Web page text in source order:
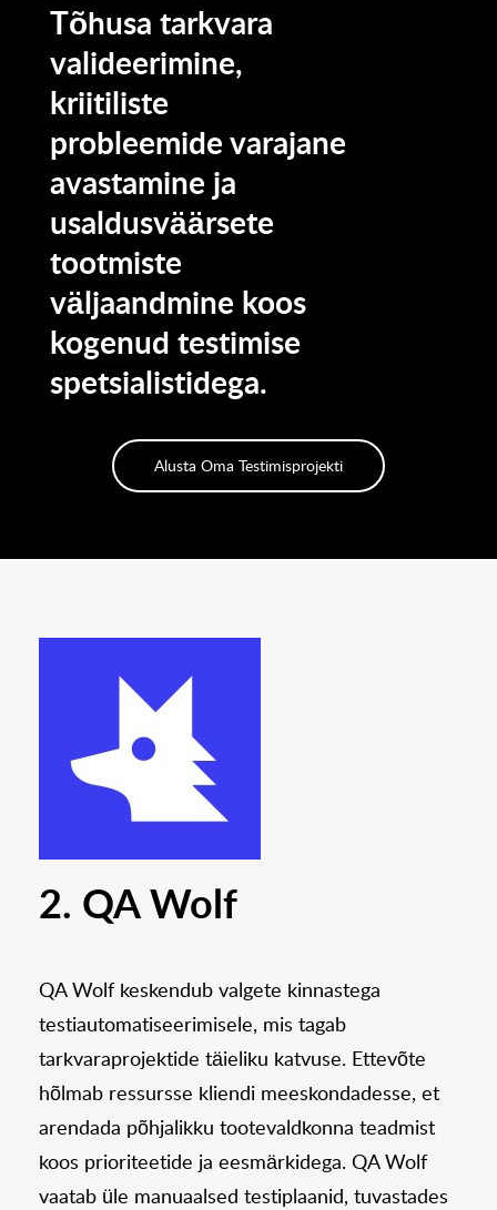
Tõhusa tarkvara
valideerimine,
kriitiliste
probleemide varajane
avastamine ja
usaldusväärsete
tootmiste
väljaandmine koos
kogenud testimise
spetsialistidega.
Alusta Oma Testimisprojekti
2. QA Wolf
QA Wolf keskendub valgete kinnastega
testiautomatiseerimisele, mis tagab
tarkvaraprojektide täieliku katvuse. Ettevõte
hõlmab ressursse kliendi meeskondadesse, et
arendada põhjalikku tootevaldkonna teadmist
koos prioriteetide ja eesmärkidega. QA Wolf
vaatab üle manuaalsed testiplaanid, tuvastades